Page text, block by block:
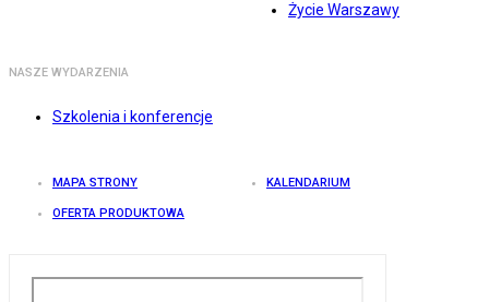
Życie Warszawy
NASZE WYDARZENIA
Szkolenia i konferencje
MAPA STRONY KALENDARIUM
OFERTA PRODUKTOWA